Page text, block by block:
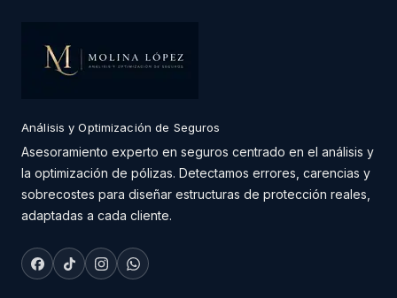
Análisis y Optimización de Seguros
Asesoramiento experto en seguros centrado en el análisis y
la optimización de pólizas. Detectamos errores, carencias y
sobrecostes para diseñar estructuras de protección reales,
adaptadas a cada cliente.